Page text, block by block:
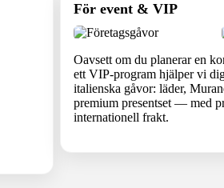
För event & VIP
Oavsett om du planerar en
ett VIP-program hjälper vi
italienska gåvor: läder,
premium presentset — med
internationell frakt.